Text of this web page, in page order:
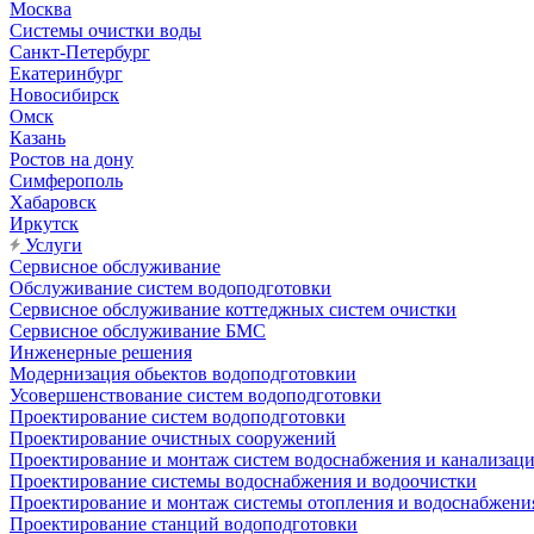
Москва
Системы очистки воды
Санкт-Петербург
Екатеринбург
Новосибирск
Омск
Казань
Ростов на дону
Симферополь
Хабаровск
Иркутск
Услуги
Сервисное обслуживание
Обслуживание систем водоподготовки
Сервисное обслуживание коттеджных систем очистки
Сервисное обслуживание БМС
Инженерные решения
Модернизация обьектов водоподготовкии
Усовершенствование систем водоподготовки
Проектирование систем водоподготовки
Проектирование очистных сооружений
Проектирование и монтаж систем водоснабжения и
Проектирование системы водоснабжения и водоочистки
Проектирование и монтаж системы отопления и
Проектирование станций водоподготовки